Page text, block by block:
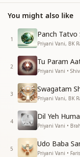
तेरी याद में बाबा
मन मेरा मुस्कुराता
मन मेरा मुस्कुराता
हर वक्त ऐसा लगता
हर वक्त ऐसा लगता
जैसे खड़े हो पास आकर
तेरे प्यार के रंग में
तेरी याद में बाबा हर
तेरी याद में बाबा हर
गुजरे जो पल मिलन में
तेरी याद में बाबा हर
तेरी याद में बाबा हर
तेरी याद में बाबा
You might also like
1
Panch Tatvo
2
Tu Param
Priyani Vani •
3
Swagatam
Priyani Vani, BK
4
Dil Yeh
Priyani Vani •
5
Udo Baba
Priyani Vani •